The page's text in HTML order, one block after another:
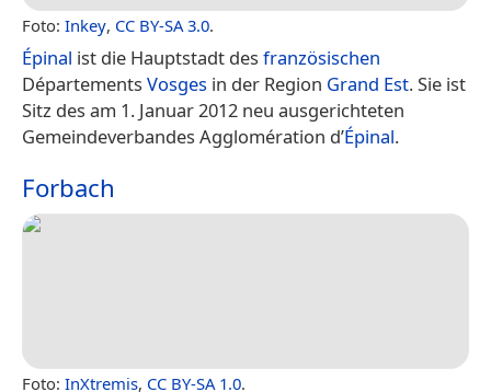
Foto: Inkey, CC BY-SA 3.0.
Épinal ist die Hauptstadt des französischen
Départements Vosges in der Region Grand Est. Sie ist
Sitz des am 1. Januar 2012 neu ausgerichteten
Gemeindeverbandes Agglomération d’Épinal.
Forbach
Foto: InXtremis, CC BY-SA 1.0.